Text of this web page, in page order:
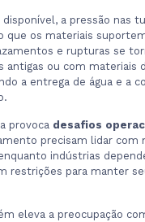
disponível, a pressão nas
que os materiais
e rupturas se
antigas ou com materiais
a entrega de água e a
provoca desafios
precisam lidar com
indústrias
restrições para manter
eleva a preocupação